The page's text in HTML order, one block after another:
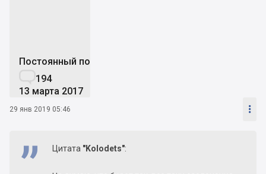
Постоянный пользователь
194
13 марта 2017
29 янв 2019 05:46 
Цитата "Kolodets":